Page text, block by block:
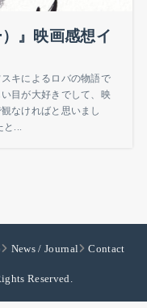
』映画感想イ
キによるロバの物語で
目が大好きでして、映
なければと思いまし
...
News / Journal Contact
Reserved.